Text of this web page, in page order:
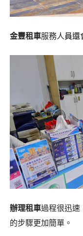
金豐租車服務人 員還
辦理租車過程很迅速
的步驟更加簡單。